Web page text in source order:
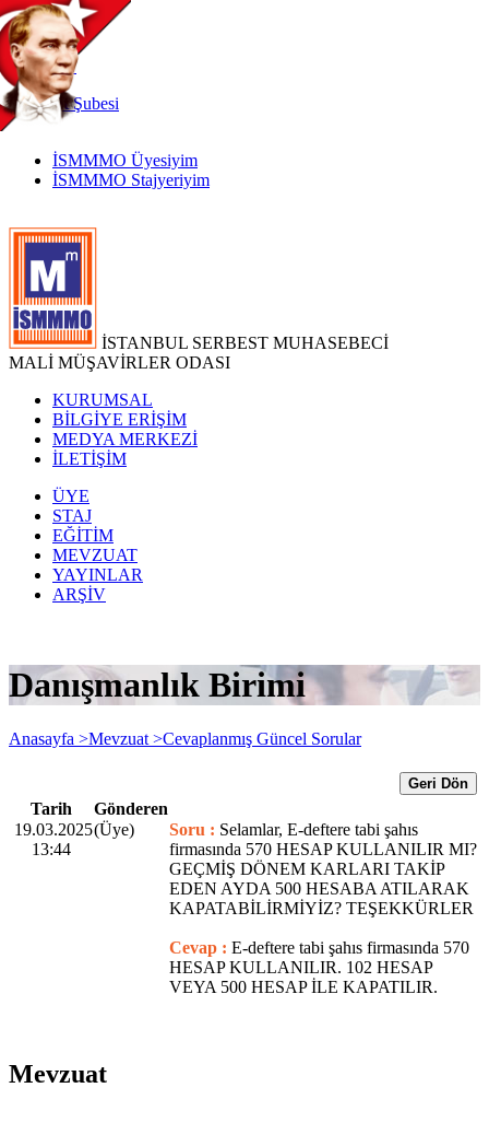
TR
|
EN
İnternetŞubesi
İSMMMO Üyesiyim
İSMMMO Stajyeriyim
İSTANBUL SERBEST MUHASEBECİ
MALİ MÜŞAVİRLER ODASI
KURUMSAL
BİLGİYE ERİŞİM
MEDYA MERKEZİ
İLETİŞİM
ÜYE
STAJ
EĞİTİM
MEVZUAT
YAYINLAR
ARŞİV
Danışmanlık Birimi
Anasayfa >Mevzuat >Cevaplanmış Güncel Sorular
Geri Dön
Tarih
Gönderen
19.03.2025
13:44
(Üye) Soru : Selamlar, E-deftere tabi şahıs
firmasında 570 HESAP KULLANILIR MI?
GEÇMİŞ DÖNEM KARLARI TAKİP
EDEN AYDA 500 HESABA ATILARAK
KAPATABİLİRMİYİZ? TEŞEKKÜRLER
Cevap : E-deftere tabi şahıs firmasında 570
HESAP KULLANILIR. 102 HESAP
VEYA 500 HESAP İLE KAPATILIR.
Mevzuat